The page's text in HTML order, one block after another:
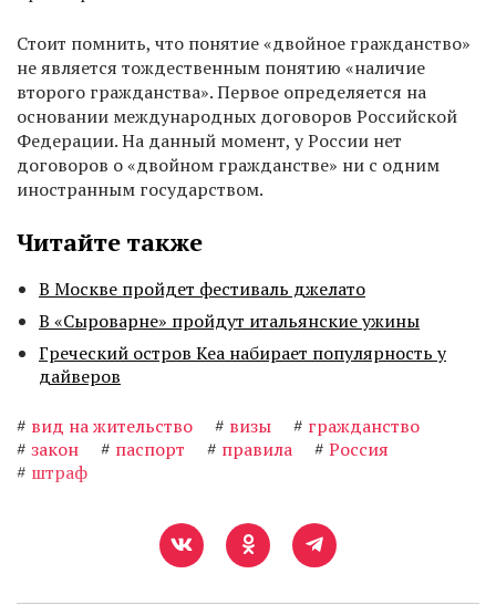
Стоит помнить, что понятие «двойное гражданство»
не является тождественным понятию «наличие
второго гражданства». Первое определяется на
основании международных договоров Российской
Федерации. На данный момент, у России нет
договоров о «двойном гражданстве» ни с одним
иностранным государством.
Читайте также
В Москве пройдет фестиваль джелато
В «Сыроварне» пройдут итальянские ужины
Греческий остров Кеа набирает популярность у
дайверов
# вид на жительство # визы # гражданство
# закон # паспорт # правила # Россия
# штраф